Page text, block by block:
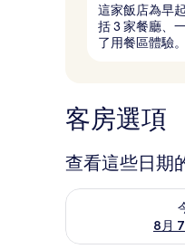
這家飯店為早
括 3 家餐廳、
了用餐區體驗。
客房選項
查看這些日期
8月
查看今晚 (8月 7 -